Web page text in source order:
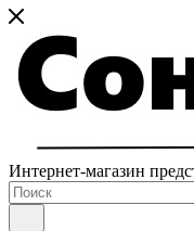
Интернет-магазин